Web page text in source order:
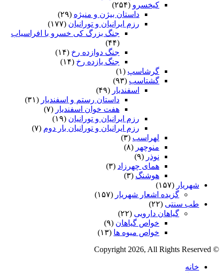
کیخسرو (۲۵۴)
داستان بیژن و منیژه (۲۹)
رزم ایرانیان و تورانیان (۱۷۷)
جنگ بزرگ کی خسرو با افراسیاب
(۴۴)
جنگ دوازده رخ (۱۴)
جنگ یازده رخ (۱۴)
گرشاسپ (۱)
گشتاسب (۹۳)
اسفندیار (۴۹)
داستان رستم و اسفندیار (۳۱)
هفت خوان اسفندیار (۷)
رزم ایرانیان و تورانیان (۱۹)
رزم ایرانیان و تورانیان بار دوم (۷)
لهراسب (۳)
منوچهر (۸)
نوذر (۹)
هماى چهرزاد (۳)
هوشنگ (۳)
شهریار (۱۵۷)
گزیده اشعار شهریار (۱۵۷)
طب سنتی (۲۲)
گیاهان دارویی (۲۲)
خواص گیاهان (۹)
خواص میوه ها (۱۳)
© Copyright 2026, All Rights Reserved
خانه